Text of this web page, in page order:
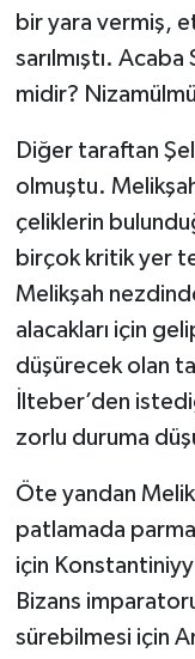
bir yara vermiş,
sarılmıştı.
midir?
Diğer taraftan
olmuştu.
çeliklerin
birçok kritik yer
Melikşah
alacakları için
düşürecek olan
İlteber’den
zorlu duruma
Öte yandan
patlamada
için
Bizans
sürebilmesi için